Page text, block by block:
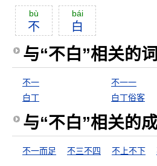
bù
不
bái
白
与“不白”相关的
不一 不一一
白丁
白丁俗客
与“不白”相关的
不一而足 不三不四 不上不下